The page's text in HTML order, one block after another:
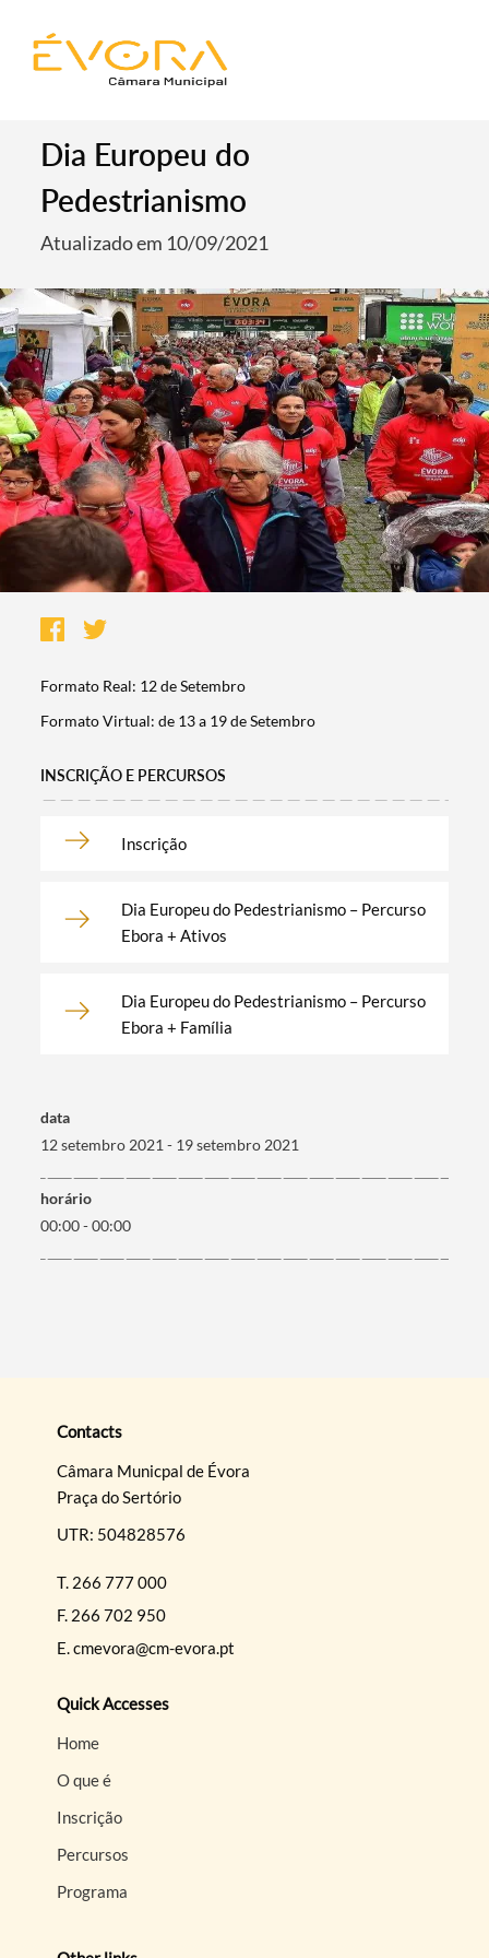
Categorias gerais
Filtros
Dia Europeu do
Pedestrianismo
Atualizado em 10/09/2021
Formato Real: 12 de Setembro
Formato Virtual: de 13 a 19 de Setembro
INSCRIÇÃO E PERCURSOS
Inscrição
Dia Europeu do Pedestrianismo – Percurso
Ebora + Ativos
Dia Europeu do Pedestrianismo – Percurso
Ebora + Família
data
12 setembro 2021 - 19 setembro 2021
horário
00:00 - 00:00
Contacts
Câmara Municpal de Évora
Praça do Sertório
UTR: 504828576
T. 266 777 000
F. 266 702 950
E.cmevora@cm-evora.pt
Quick Accesses
Home
O que é
Inscrição
Percursos
Programa